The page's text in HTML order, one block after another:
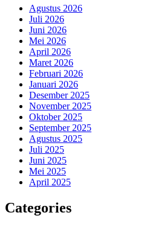
Agustus 2026
Juli 2026
Juni 2026
Mei 2026
April 2026
Maret 2026
Februari 2026
Januari 2026
Desember 2025
November 2025
Oktober 2025
September 2025
Agustus 2025
Juli 2025
Juni 2025
Mei 2025
April 2025
Categories